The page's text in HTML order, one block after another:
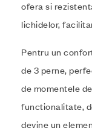
ofera si
lichidelor,
Pentru un
de 3 perne,
de momentele
functionalitate,
devine un